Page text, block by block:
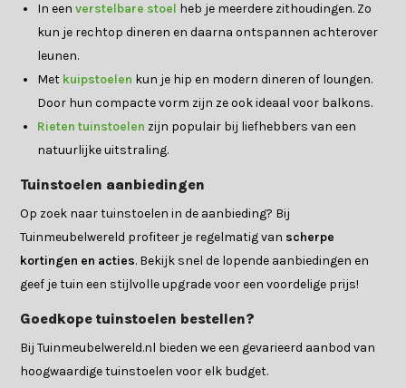
In eenverstelbare stoel heb je meerdere zithoudingen. Zo
kun je rechtop dineren en daarna ontspannen achterover
leunen.
Met kuipstoelen kun je hip en modern dineren of loungen.
Door hun compacte vorm zijn ze ook ideaal voor balkons.
Rieten tuinstoelen zijn populair bij liefhebbers van een
natuurlijke uitstraling.
Tuinstoelen aanbiedingen
Op zoek naar tuinstoelen in de aanbieding? Bij
Tuinmeubelwereld profiteer je regelmatig van scherpe
kortingen en acties. Bekijk snel de lopende aanbiedingen en
geef je tuin een stijlvolle upgrade voor een voordelige prijs!
Goedkope tuinstoelen bestellen?
Bij Tuinmeubelwereld.nl bieden we een gevarieerd aanbod van
hoogwaardige tuinstoelen voor elk budget.